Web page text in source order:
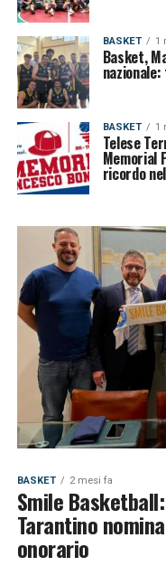
BASKET 1
Basket,
BASKET 1
Telese
Memorial
ricordo
BASKET 2 mesi fa
Smile
Tarantino
onorario